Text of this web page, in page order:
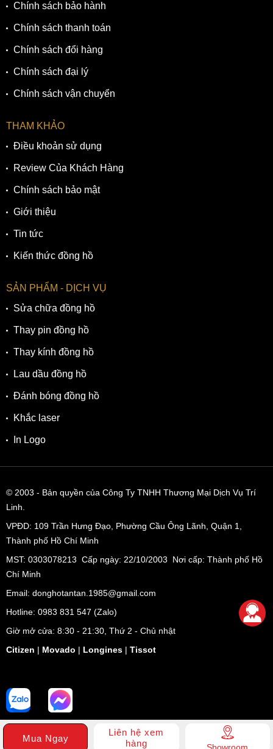
Mua Ngay
Liên hệ xem
hàng
Chính sách bảo hành
Chính sách thanh toán
Chính sách đổi hàng
Chính sách đại lý
Chính sách vận chuyển
THAM KHẢO
Điều khoản sử dụng
Review Của Khách Hàng
Chính sách bảo mật
Giới thiệu
Tin tức
Kiến thức đồng hồ
SẢN PHẨM - DỊCH VỤ
Sửa chữa đồng hồ
Thay pin đồng hồ
Thay kính đồng hồ
Lau dầu đồng hồ
Đánh bóng đồng hồ
Khắc laser
In Logo
© 2003 - Bản quyền của Công Ty TNHH Thương Mại Dịch Vụ Trí
Linh.
VPĐD: 109 Trần Hưng Đạo, Phường Cầu Ông Lãnh, Quận 1,
Thành phố Hồ Chí Minh
MST: 0303078213 Cấp ngày: 22/10/2003 Nơi cấp: Thành phố Hồ
Chí Minh
Email: donghotantan.1985@gmail.com
Hotline: 0983 831 547 (Zalo)
Giờ mở cửa: 8:30 - 21:30, Thứ 2 - Chủ nhật
Citizen | Movado | Longines | Tissot